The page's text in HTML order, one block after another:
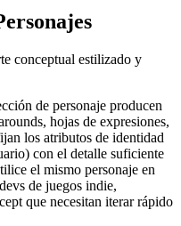
conceptual estilizado y
de personaje producen
hojas de expresiones,
los atributos de identidad
con el detalle suficiente
el mismo personaje en
de juegos indie,
que necesitan iterar rápido